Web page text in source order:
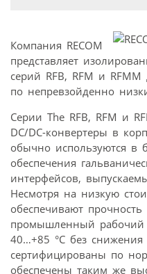
Компания RECOM
представляет
серий RFB, RFM и
по непревзойденно
Серии The RFB, RFM и
DC/DC-конвертеры в
обычно используются в
обеспечения
интерфейсов,
Несмотря на низкую
обеспечивают
промышленный рабочий
40…+85 °C без снижения
сертифицированы по
обеспечены таким же